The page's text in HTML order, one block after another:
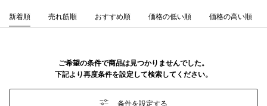
新着順 売れ筋順 おすすめ順 価格の低い順 価格の高い順
ご希望の条件で商品は見つかりませんでした。
下記より再度条件を設定して検索してください。
条件を設定する